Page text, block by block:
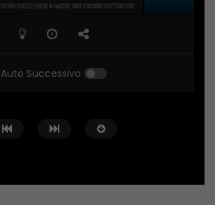
Auto Successivo